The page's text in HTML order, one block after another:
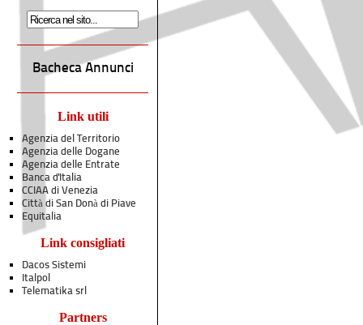
Bacheca Annunci
Link utili
Agenzia del Territorio
Agenzia delle Dogane
Agenzia delle Entrate
Banca d'Italia
CCIAA di Venezia
Città di San Donà di Piave
Equitalia
Link consigliati
Dacos Sistemi
Italpol
Telematika srl
Partners